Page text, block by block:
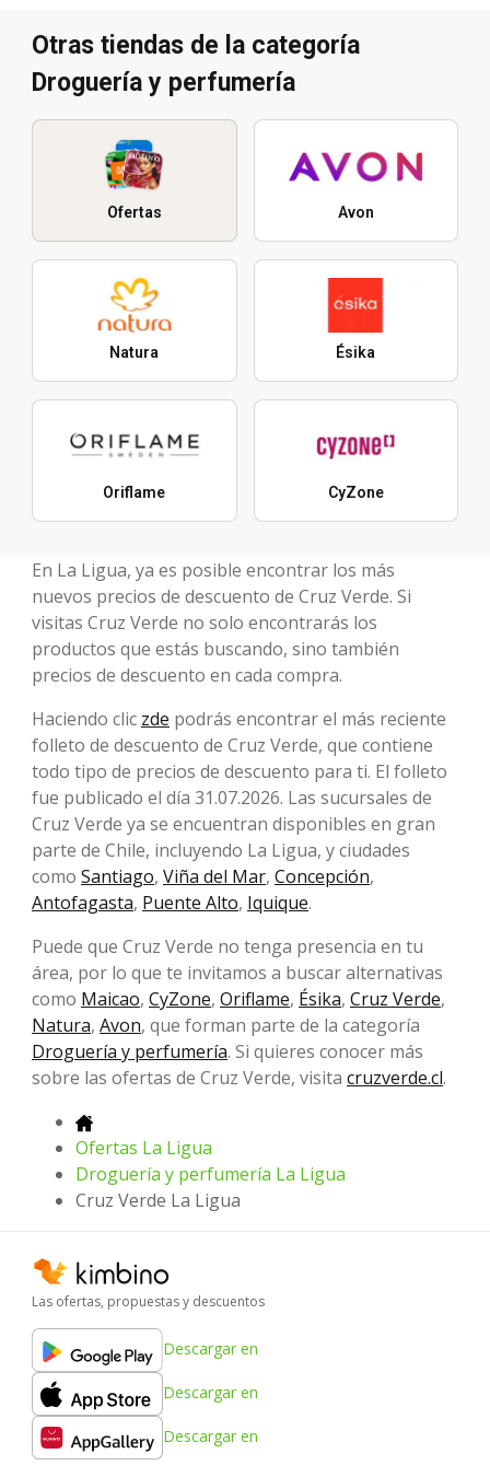
Otras tiendas de la categoría
Droguería y perfumería
Ofertas Avon
Natura Ésika
Oriflame CyZone
En La Ligua, ya es posible encontrar los más
nuevos precios de descuento de Cruz Verde. Si
visitas Cruz Verde no solo encontrarás los
productos que estás buscando, sino también
precios de descuento en cada compra.
Haciendo clic zde podrás encontrar el más reciente
folleto de descuento de Cruz Verde, que contiene
todo tipo de precios de descuento para ti. El folleto
fue publicado el día 31.07.2026. Las sucursales de
Cruz Verde ya se encuentran disponibles en gran
parte de Chile, incluyendo La Ligua, y ciudades
como Santiago, Viña del Mar, Concepción,
Antofagasta, Puente Alto, Iquique.
Puede que Cruz Verde no tenga presencia en tu
área, por lo que te invitamos a buscar alternativas
como Maicao, CyZone, Oriflame, Ésika, Cruz Verde,
Natura, Avon, que forman parte de la categoría
Droguería y perfumería. Si quieres conocer más
sobre las ofertas de Cruz Verde, visita cruzverde.cl.
Ofertas La Ligua
Droguería y perfumería La Ligua
Cruz Verde La Ligua
Las ofertas, propuestas y descuentos
Descargar en
Descargar en
Descargar en